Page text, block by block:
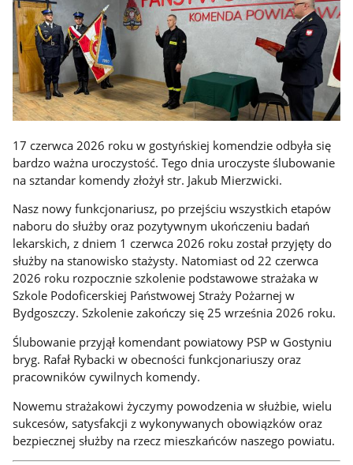
17 czerwca 2026 roku w gostyńskiej komendzie odbyła się
bardzo ważna uroczystość. Tego dnia uroczyste ślubowanie
na sztandar komendy złożył str. Jakub Mierzwicki.
Nasz nowy funkcjonariusz, po przejściu wszystkich etapów
naboru do służby oraz pozytywnym ukończeniu badań
lekarskich, z dniem 1 czerwca 2026 roku został przyjęty do
służby na stanowisko stażysty. Natomiast od 22 czerwca
2026 roku rozpocznie szkolenie podstawowe strażaka w
Szkole Podoficerskiej Państwowej Straży Pożarnej w
Bydgoszczy. Szkolenie zakończy się 25 września 2026 roku.
Ślubowanie przyjął komendant powiatowy PSP w Gostyniu
bryg. Rafał Rybacki w obecności funkcjonariuszy oraz
pracowników cywilnych komendy.
Nowemu strażakowi życzymy powodzenia w służbie, wielu
sukcesów, satysfakcji z wykonywanych obowiązków oraz
bezpiecznej służby na rzecz mieszkańców naszego powiatu.